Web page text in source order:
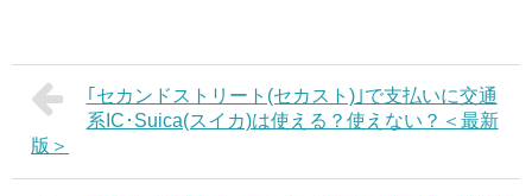
｢セカンドストリート(セカスト)｣で支払いに交通
系IC･Suica(スイカ)は使える？使えない？＜最新
版＞